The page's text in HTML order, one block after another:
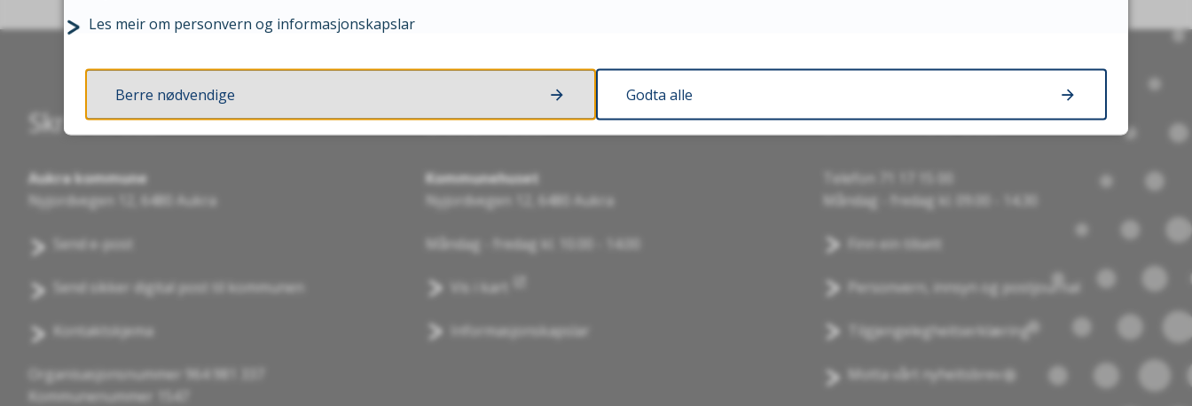
Skriv til oss
Aukra kommune
Nyjordvegen 12, 6480 Aukra
Send e-post
Send sikker digital post til kommunen
Kontaktskjema
Organisasjonsnummer 964 981 337
Kommunenummer 1547
Besøk oss
Kommunehuset
Nyjordvegen 12, 6480 Aukra
Måndag - fredag kl. 10.00 - 14.00
Vis i kart
Informasjonskapslar
Snakk med oss
Telefon 71 17 15 00
Måndag - fredag kl. 09.00 - 14.30
Finn ein tilsett
Personvern, innsyn og postjournal
Tilgjengelegheitserklæring
Motta vårt nyheitsbrev
Les meir om personvern og informasjonskapslar
Berre nødvendige Godta alle